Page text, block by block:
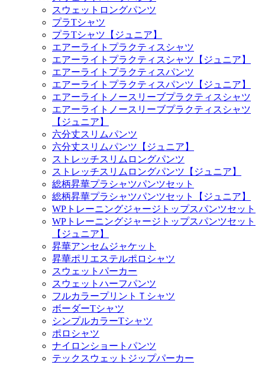
スウェットロングパンツ
プラTシャツ
プラTシャツ【ジュニア】
エアーライトプラクティスシャツ
エアーライトプラクティスシャツ【ジュニア】
エアーライトプラクティスパンツ
エアーライトプラクティスパンツ【ジュニア】
エアーライトノースリーブプラクティスシャツ
エアーライトノースリーブプラクティスシャツ
【ジュニア】
六分丈スリムパンツ
六分丈スリムパンツ【ジュニア】
ストレッチスリムロングパンツ
ストレッチスリムロングパンツ【ジュニア】
総柄昇華プラシャツパンツセット
総柄昇華プラシャツパンツセット【ジュニア】
WPトレーニングジャージトップスパンツセット
WPトレーニングジャージトップスパンツセット
【ジュニア】
昇華アンセムジャケット
昇華ポリエステルポロシャツ
スウェットパーカー
スウェットハーフパンツ
フルカラープリントＴシャツ
ボーダーTシャツ
シンプルカラーTシャツ
ポロシャツ
ナイロンショートパンツ
テックスウェットジップパーカー